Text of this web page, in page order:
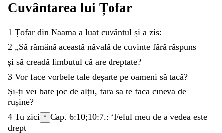
Cuvântarea lui Țofar
1 Țofar din Naama a luat cuvântul și a zis:
2 „Să rămână această năvală de cuvinte fără răspuns
și să creadă limbutul că are dreptate?
3 Vor face vorbele tale deșarte pe oameni să tacă?
Și-ți vei bate joc de alții, fără să te facă cineva de
rușine?
4 Tu zici * Cap. 6:10;10:7.: ‘Felul meu de a vedea este
drept